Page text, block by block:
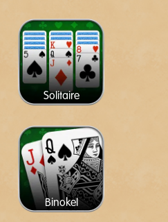
Solitaire
Binokel